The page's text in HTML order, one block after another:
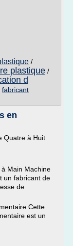
/
plastique /
d
fabricant
en
Quatre à Huit
Main Machine
un fabricant de
de
Cette
est un